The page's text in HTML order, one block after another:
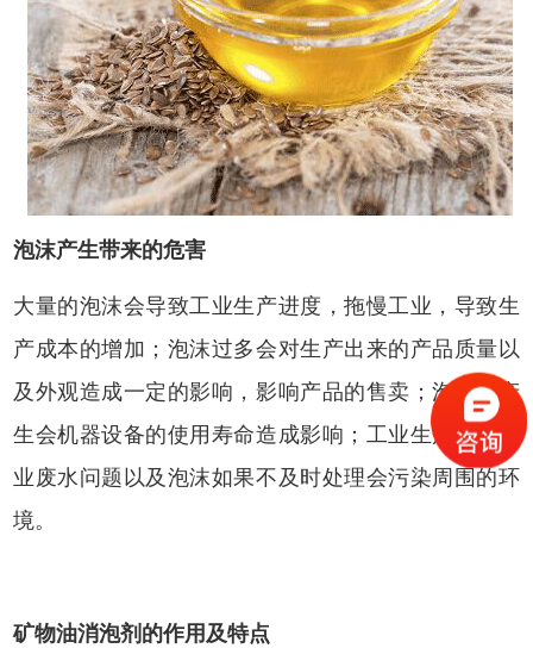
泡沫产生带来的危害
大量的泡沫会导致工业生产进度，拖慢工业，导致生
产成本的增加；泡沫过多会对生产出来的产品质量以
及外观造成一定的影响，影响产品的售卖；泡沫的产
生会机器设备的使用寿命造成影响；工业生产完的工
业废水问题以及泡沫如果不及时处理会污染周围的环
境。
矿物油消泡剂 的作用及特点